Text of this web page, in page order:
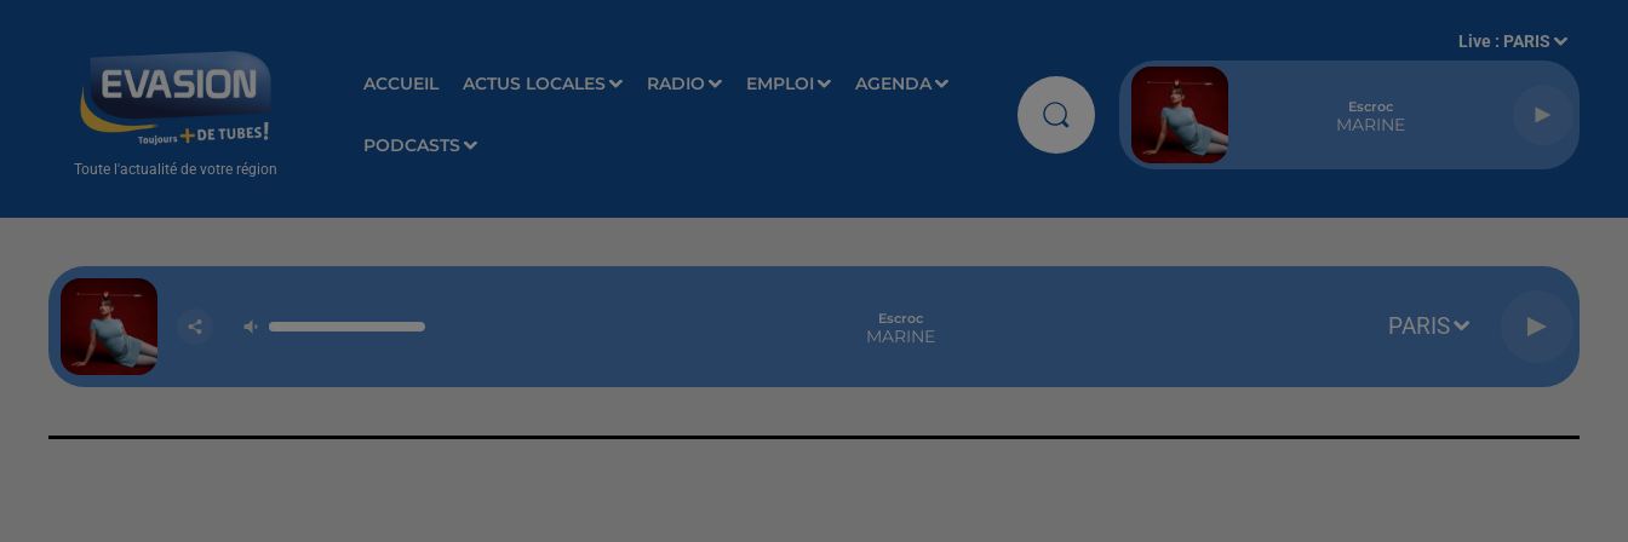
Toute l'actualité de votre région
ACCUEIL ACTUS LOCALES RADIO EMPLOI AGENDA
PODCASTS
Live : PARIS
Escroc
MARINE
Escroc
MARINE PARIS